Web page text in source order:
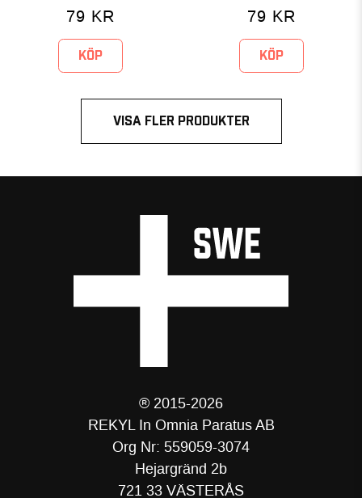
79 KR
KÖP
79 KR
KÖP
VISA FLER PRODUKTER
® 2015-2026
REKYL In Omnia Paratus AB
Org Nr: 559059-3074
Hejargränd 2b
721 33 VÄSTERÅS